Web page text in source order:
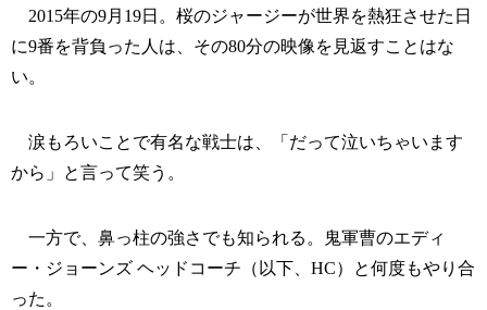
2015年の9月19日。桜のジャージーが世界を熱狂させた日
に9番を背負った人は、その80分の映像を見返すことはな
い。
涙もろいことで有名な戦士は、「だって泣いちゃいます
から」と言って笑う。
一方で、鼻っ柱の強さでも知られる。鬼軍曹のエディ
ー・ジョーンズ ヘッドコーチ（以下、HC）と何度もやり合
った。